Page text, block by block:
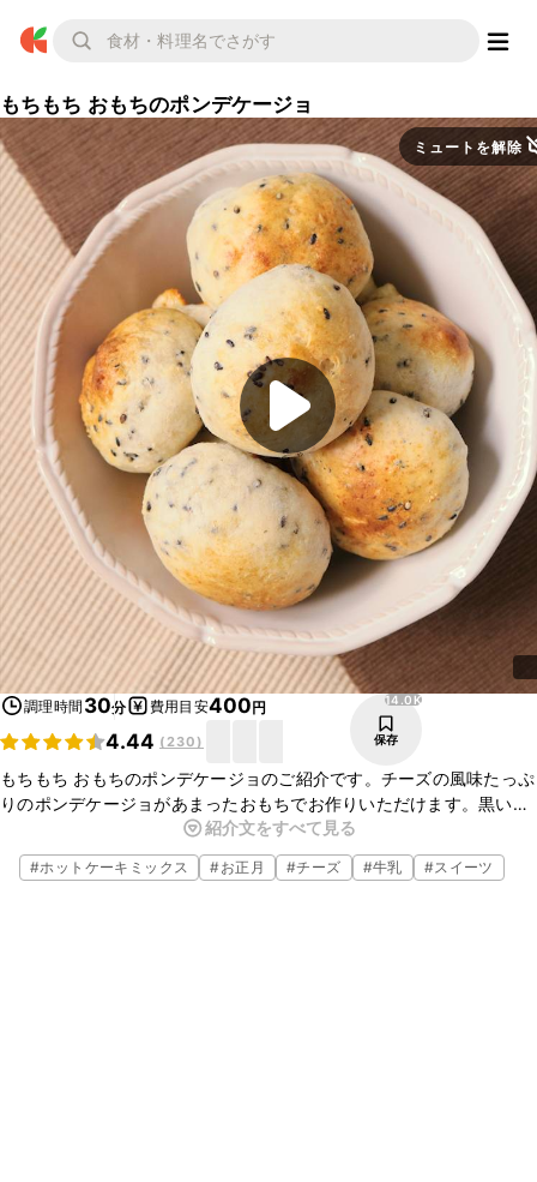
もちもち おもちのポンデケージョ
ミュートを解除
調理時間 30分 費用目安400円
4.44 (230)
14.0K
保存
もちもち おもちのポンデケージョのご紹介です。チーズの風味たっぷ
りのポンデケージョがあまったおもちでお作りいただけます。黒いり
ごま以外にも明太子や乾燥ハーブを入れても美味しくお召し上がりい
ただけます。
紹介文をすべて見る
#ホットケーキミックス #お正月 #チーズ #牛乳 #スイーツ